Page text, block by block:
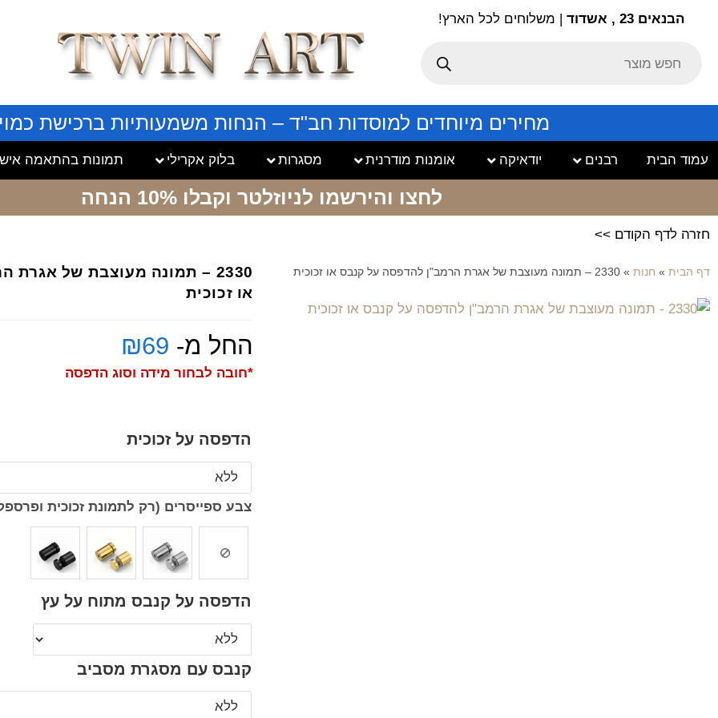
הבנאים 23 , אשדוד | משלוחים לכל הארץ!
מחירים מיוחדים למוסדות חב"ד – הנחות משמעותיות ברכישת
עמוד הבית רבנים יודאיקה אומנות מודרנית מסגרות בלוק אקרילי תמונות בהתאמה
לחצו והירשמו לניוזלטר וקבלו 10% הנחה
חזרה לדף הקודם >>
דף הבית » חנות » 2330 – תמונה מעוצבת של אגרת הרמב"ן להדפסה על קנבס או זכוכית
2330 – תמונה מעוצבת של
או זכוכית
החל מ- ₪69
*חובה לבחור מידה וסוג הדפסה
הדפסה על זכוכית
צבע ספייסרים (רק לתמונת זכוכית
הדפסה על קנבס מתוח על עץ
קנבס עם מסגרת מסביב